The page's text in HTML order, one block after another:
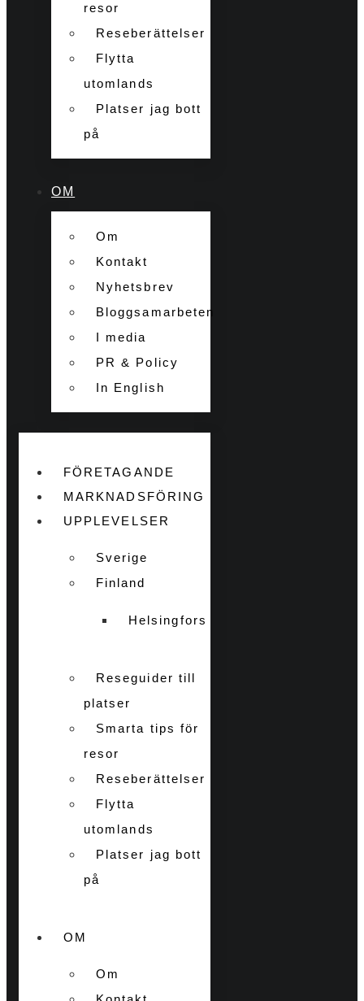
resor
Reseberättelser
Flytta
utomlands
Platser jag bott
på
OM
Om
Kontakt
Nyhetsbrev
Bloggsamarbeten
I media
PR & Policy
In English
FÖRETAGANDE
MARKNADSFÖRING
UPPLEVELSER
Sverige
Finland
Helsingfors
Reseguider till
platser
Smarta tips för
resor
Reseberättelser
Flytta
utomlands
Platser jag bott
på
OM
Om